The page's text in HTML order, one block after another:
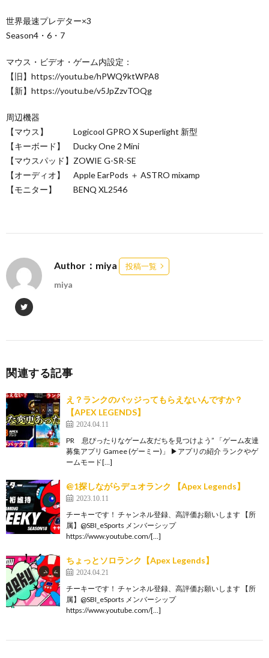
世界最速プレデター×3
Season4・6・7
マウス・ビデオ・ゲーム内設定：
【旧】https://youtu.be/hPWQ9ktWPA8
【新】https://youtu.be/v5JpZzvTOQg
周辺機器
【マウス】 Logicool GPRO X Superlight 新型
【キーボード】 Ducky One 2 Mini
【マウスパッド】ZOWIE G-SR-SE
【オーディオ】 Apple EarPods ＋ ASTRO mixamp
【モニター】 BENQ XL2546
Author：miya 投稿一覧
miya
関連する記事
え？ランクのバッジってもらえないんですか？
【APEX LEGENDS】
2024.04.11
PR 息ぴったりなゲーム友だちを見つけよう” 「ゲーム友達
募集アプリ Gamee (ゲーミー)」 ▶︎アプリの紹介 ランクやゲ
ームモード[…]
@1探しながらデュオランク 【Apex Legends】
2023.10.11
チーキーです！ チャンネル登録、高評価お願いします 【所
属】@SBI_eSports メンバーシップ
https://www.youtube.com/[…]
ちょっとソロランク【Apex Legends】
2024.04.21
チーキーです！ チャンネル登録、高評価お願いします 【所
属】@SBI_eSports メンバーシップ
https://www.youtube.com/[…]